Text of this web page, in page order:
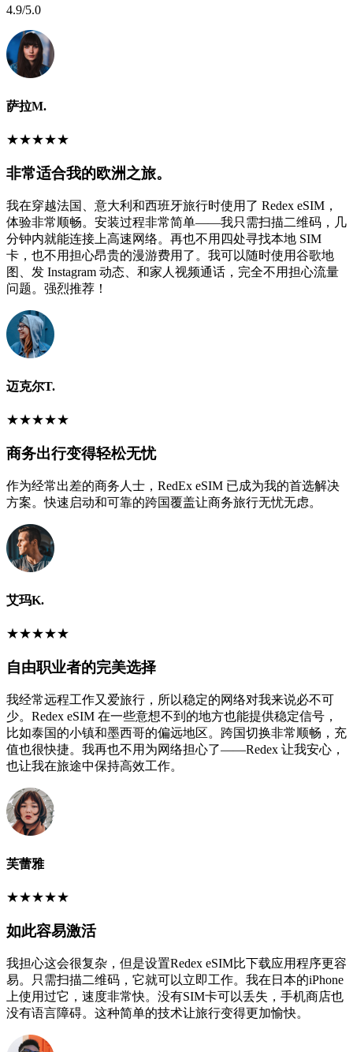
4.9/5.0
萨拉M.
★★★★★
非常适合我的欧洲之旅。
我在穿越法国、意大利和西班牙旅行时使用了 Redex eSIM，
体验非常顺畅。安装过程非常简单——我只需扫描二维码，几
分钟内就能连接上高速网络。再也不用四处寻找本地 SIM
卡，也不用担心昂贵的漫游费用了。我可以随时使用谷歌地
图、发 Instagram 动态、和家人视频通话，完全不用担心流量
问题。强烈推荐！
迈克尔T.
★★★★★
商务出行变得轻松无忧
作为经常出差的商务人士，RedEx eSIM 已成为我的首选解决
方案。快速启动和可靠的跨国覆盖让商务旅行无忧无虑。
艾玛K.
★★★★★
自由职业者的完美选择
我经常远程工作又爱旅行，所以稳定的网络对我来说必不可
少。Redex eSIM 在一些意想不到的地方也能提供稳定信号，
比如泰国的小镇和墨西哥的偏远地区。跨国切换非常顺畅，充
值也很快捷。我再也不用为网络担心了——Redex 让我安心，
也让我在旅途中保持高效工作。
芙蕾雅
★★★★★
如此容易激活
我担心这会很复杂，但是设置Redex eSIM比下载应用程序更容
易。只需扫描二维码，它就可以立即工作。我在日本的iPhone
上使用过它，速度非常快。没有SIM卡可以丢失，手机商店也
没有语言障碍。这种简单的技术让旅行变得更加愉快。